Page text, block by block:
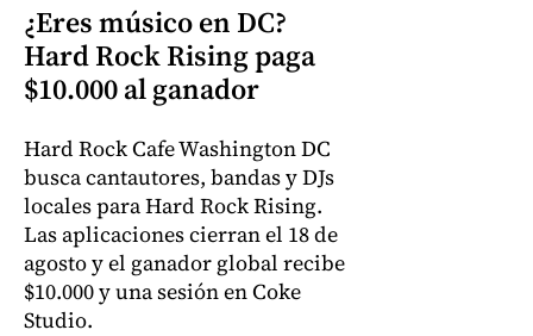
¿Eres músico en DC?
Hard Rock Rising paga
$10.000 al ganador
Hard Rock Cafe Washington DC
busca cantautores, bandas y DJs
locales para Hard Rock Rising.
Las aplicaciones cierran el 18 de
agosto y el ganador global recibe
$10.000 y una sesión en Coke
Studio.